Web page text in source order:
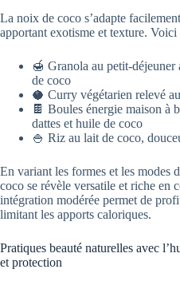
La noix de coco s’adapte
apportant exotisme et texture. Voici
🍯 Granola au petit-déjeuner
de coco
🥥 Curry végétarien relevé
🍫 Boules énergie maison à
dattes et huile de coco
🍚 Riz au lait de coco,
En variant les formes et les modes
coco se révèle versatile et riche en
intégration modérée permet de
limitant les apports caloriques.
Pratiques beauté naturelles avec
et protection